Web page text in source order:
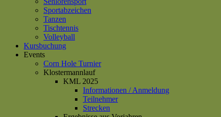
Sportabzeichen
Tanzen
Tischtennis
Volleyball
Kursbuchung
Events
Corn Hole Turnier
Klostermannlauf
KML 2025
Informationen / Anmeldung
Teilnehmer
Strecken